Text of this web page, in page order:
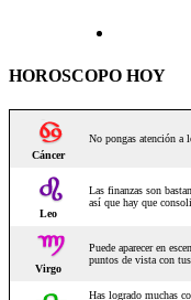
HOROSCOPO HOY